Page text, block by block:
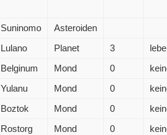
Suninomo
Asteroiden
Lulano Planet 3
Belginum Mond 0
Yulanu Mond 0
Boztok Mond 0
Rostorg Mond 0